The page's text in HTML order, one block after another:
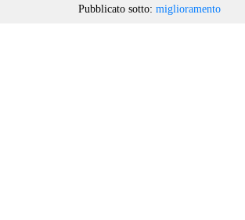
Pubblicato sotto: miglioramento